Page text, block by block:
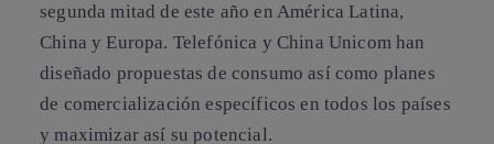
segunda mitad de este año en América Latina,
China y Europa. Telefónica y China Unicom han
diseñado propuestas de consumo así como planes
de comercialización específicos en todos los países
y maximizar así su potencial.